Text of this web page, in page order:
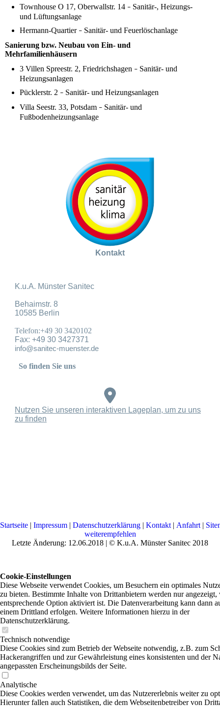
Townhouse O 17, Oberwallstr. 14 – Sanitär-, Heizungs-
und Lüftungsanlage
Hermann-Quartier – Sanitär- und Feuerlöschanlage
Sanierung bzw. Neubau von Ein- und
Mehrfamilienhäusern
3 Villen Spreestr. 2, Friedrichshagen – Sanitär- und
Heizungsanlagen
Pücklerstr. 2 – Sanitär- und Heizungsanlagen
Villa Seestr. 33, Potsdam – Sanitär- und
Fußbodenheizungsanlage
Kontakt
K.u.A. Münster Sanitec
Behaimstr. 8
10585 Berlin
Telefon:+49 30 3420102
Fax: +49 30 3427371
info@sanitec-muenster.de
So finden Sie uns
Nutzen Sie unseren interaktiven La­ge­plan, um zu uns
zu finden
Startseite | Impressum | Datenschutzerklärung | Kontakt | Anfahrt |
weiterempfehlen
Letzte Änderung: 12.06.2018 | © K.u.A. Münster Sanitec 2018
Cookie-Einstellungen
Diese Webseite verwendet Cookies, um Besuchern ein optimales
zu bieten. Bestimmte Inhalte von Drittanbietern werden nur angezeigt,
entsprechende Option aktiviert ist. Die Datenverarbeitung kann dann
einem Drittland erfolgen. Weitere Informationen hierzu in der
Datenschutzerklärung.
Technisch notwendige
Diese Cookies sind zum Betrieb der Webseite notwendig, z.B. zum
Hackerangriffen und zur Gewährleistung eines konsistenten und der
angepassten Erscheinungsbilds der Seite.
Analytische
Diese Cookies werden verwendet, um das Nutzererlebnis weiter zu
Hierunter fallen auch Statistiken, die dem Webseitenbetreiber von